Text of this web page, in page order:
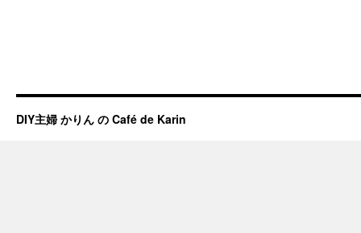
DIY主婦 かりん の Café de Karin